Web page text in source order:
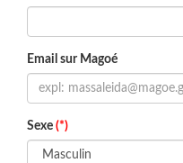
Email sur Magoé
Sexe (*)